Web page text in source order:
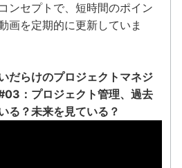
ンセプトで、短時間のポイン
画を定期的に更新していま
だらけのプロジェクトマネジ
：プロジェクト管理、過去
る？未来を見ている？